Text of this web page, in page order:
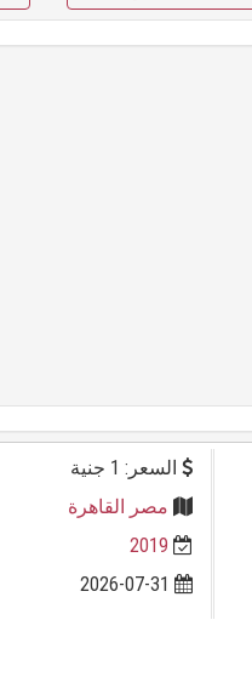
السعر: 1 جنية
مصر القاهرة
2019
2026-07-31